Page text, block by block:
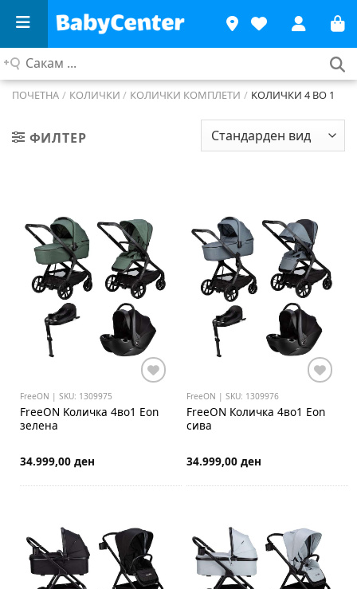
Сакам
ПОЧЕТНА / КОЛИЧКИ / КОЛИЧКИ КОМПЛЕТИ / KОЛИЧКИ 4 ВО 1
ФИЛТЕР
FreeON | SKU: 1309975
FreeON Kоличка 4во1 Eon
зелена
34.999,00 ден
FreeON | SKU: 1309976
FreeON Количка 4во1 Eon
сива
34.999,00 ден